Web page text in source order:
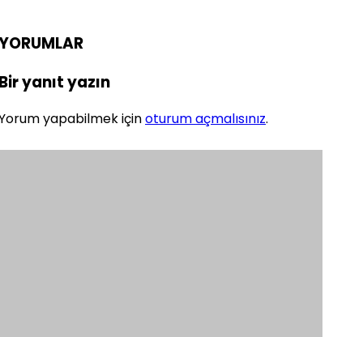
yanıt yazın
yapabilmek içinoturum açmalısınız.